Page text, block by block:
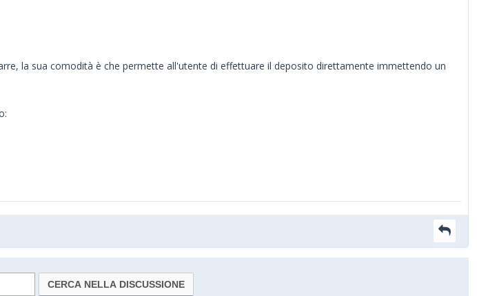
la sua comodità è che permette all'utente di effettuare il deposito direttamente immettendo un